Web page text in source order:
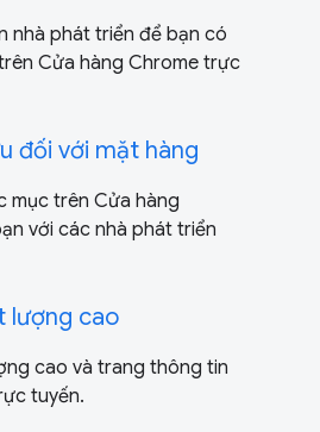
nhà phát triển để bạn có
Cửa hàng Chrome trực
đối với mặt hàng
mục trên Cửa hàng
với các nhà phát triển
lượng cao
cao và trang thông tin
tuyến.